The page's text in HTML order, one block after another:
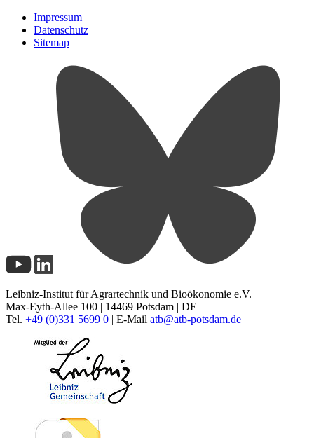
Impressum
Datenschutz
Sitemap
Leibniz-Institut für Agrartechnik und Bioökonomie e.V.
Max-Eyth-Allee 100 | 14469 Potsdam | DE
Tel. +49 (0)331 5699 0 | E-Mail atb@atb-potsdam.de